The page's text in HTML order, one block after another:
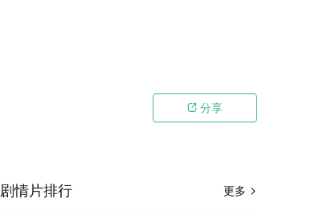
 分享
更多 
剧情片排行